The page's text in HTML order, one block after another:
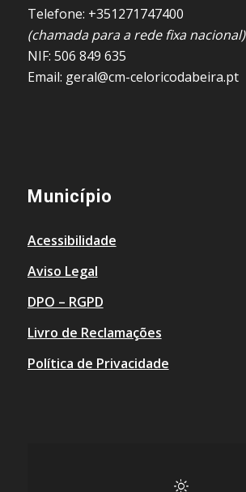
Telefone: +351271747400
(chamada para a rede fixa nacional)
NIF: 506 849 635
Email: geral@cm-celoricodabeira.pt
Município
Acessibilidade
Aviso Legal
DPO – RGPD
Livro de Reclamações
Política de Privacidade